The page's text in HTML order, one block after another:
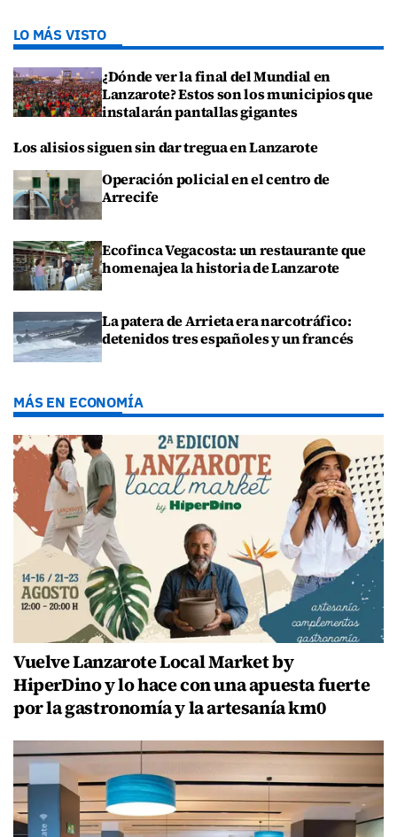
LO MÁS VISTO
¿Dónde ver la final del Mundial en
Lanzarote? Estos son los municipios que
instalarán pantallas gigantes
Los alisios siguen sin dar tregua en Lanzarote
Operación policial en el centro de
Arrecife
Ecofinca Vegacosta: un restaurante que
homenajea la historia de Lanzarote
La patera de Arrieta era narcotráfico:
detenidos tres españoles y un francés
MÁS EN ECONOMÍA
Vuelve Lanzarote Local Market by
HiperDino y lo hace con una apuesta fuerte
por la gastronomía y la artesanía km0